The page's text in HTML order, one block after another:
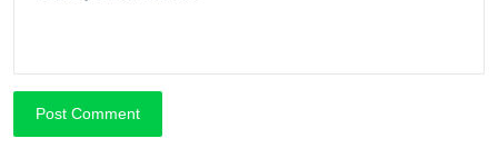
Post Comment